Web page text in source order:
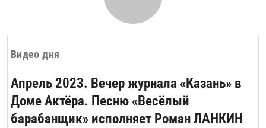
Видео дня
Апрель 2023. Вечер журнала «Казань» в
Доме Актёра. Песню «Весёлый
барабанщик» исполняет Роман ЛАНКИН